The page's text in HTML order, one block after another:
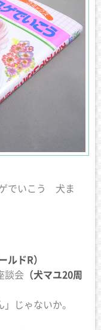
でいこう 犬ま
ドR）
談会 （犬マユ20周
じゃないか。